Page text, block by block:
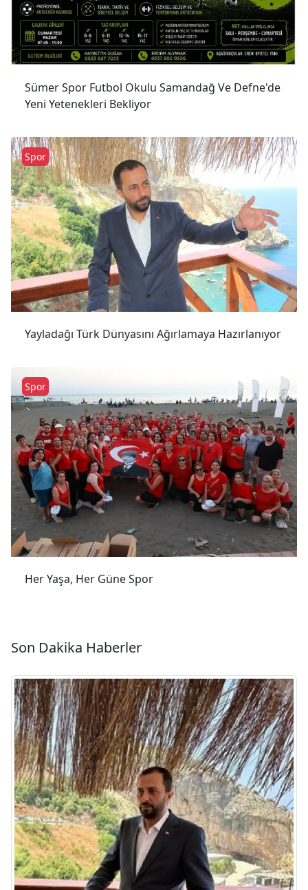
Sümer Spor Futbol Okulu Samandağ Ve Defne'de
Yeni Yetenekleri Bekliyor
Yayladağı Türk Dünyasını Ağırlamaya Hazırlanıyor
Spor
Her Yaşa, Her Güne Spor
Spor
Son Dakika Haberler